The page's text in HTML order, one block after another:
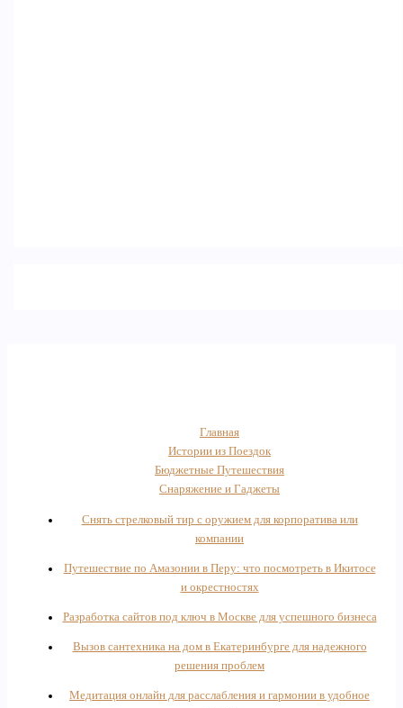
Главная
Истории из Поездок
Бюджетные Путешествия
Снаряжение и Гаджеты
Снять стрелковый тир с оружием для корпоратива или
компании
Путешествие по Амазонии в Перу: что посмотреть в Икитосе
и окрестностях
Разработка сайтов под ключ в Москве для успешного бизнеса
Вызов сантехника на дом в Екатеринбурге для надежного
решения проблем
Медитация онлайн для расслабления и гармонии в удобное